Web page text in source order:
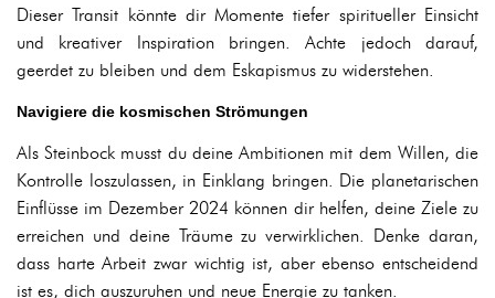
Dieser Transit könnte dir Momente tiefer spiritueller Einsicht
und kreativer Inspiration bringen. Achte jedoch darauf,
geerdet zu bleiben und dem Eskapismus zu widerstehen.
Navigiere die kosmischen Strömungen
Als Steinbock musst du deine Ambitionen mit dem Willen, die
Kontrolle loszulassen, in Einklang bringen. Die planetarischen
Einflüsse im Dezember 2024 können dir helfen, deine Ziele zu
erreichen und deine Träume zu verwirklichen. Denke daran,
dass harte Arbeit zwar wichtig ist, aber ebenso entscheidend
ist es, dich auszuruhen und neue Energie zu tanken.